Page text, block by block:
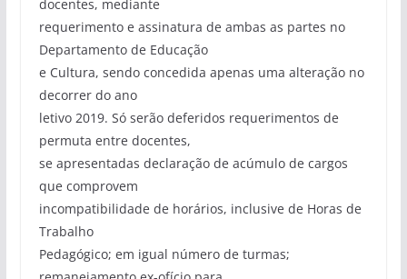
docentes, mediante
requerimento e assinatura de ambas as partes no
Departamento de Educação
e Cultura, sendo concedida apenas uma alteração no
decorrer do ano
letivo 2019. Só serão deferidos requerimentos de
permuta entre docentes,
se apresentadas declaração de acúmulo de cargos
que comprovem
incompatibilidade de horários, inclusive de Horas de
Trabalho
Pedagógico; em igual número de turmas;